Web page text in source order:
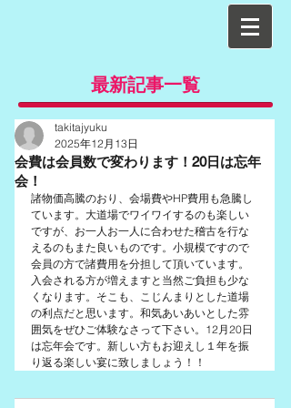
最新記事一覧
会費は会員数で変わります！20日は忘年
会！
takitajyuku
2025年12月13日
諸物価高騰のおり、会場費やHP費用も急騰し
ています。大道場でワイワイするのも楽しい
ですが、お一人お一人に合わせた稽古を行な
えるのもまた良いものです。小規模ですので
会員の方で諸費用を分担して頂いています。
入会される方が増えますと当然ご負担も少な
くなります。そこも、こじんまりとした道場
の利点だと思います。和気あいあいとした雰
囲気をぜひご体験なさって下さい。12月20日
は忘年会です。新しい方もお迎えし１年を振
り返る楽しい宴に致しましょう！！